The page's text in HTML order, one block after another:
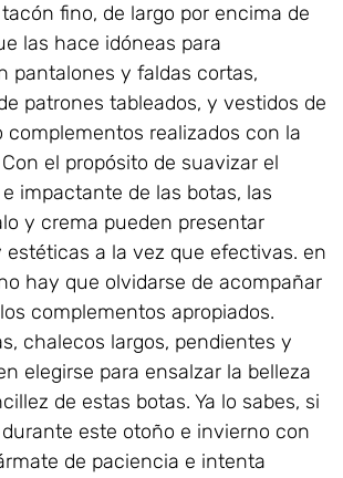
fino, de largo por encima de
las hace idóneas para
pantalones y faldas cortas,
patrones tableados, y vestidos de
complementos realizados con la
el propósito de suavizar el
impactante de las botas, las
y crema pueden presentar
a la vez que efectivas. en
hay que olvidarse de acompañar
complementos apropiados.
chalecos largos, pendientes y
elegirse para ensalzar la belleza
de estas botas. Ya lo sabes, si
este otoño e invierno con
de paciencia e intenta